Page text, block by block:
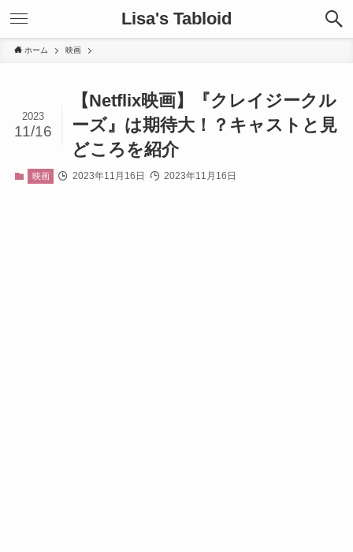
Lisa's Tabloid
ホーム 映画
【Netflix映画】『クレイジークル
ーズ』は期待大！？キャストと見
どころを紹介
2023
11/16
映画 2023年11月16日 2023年11月16日